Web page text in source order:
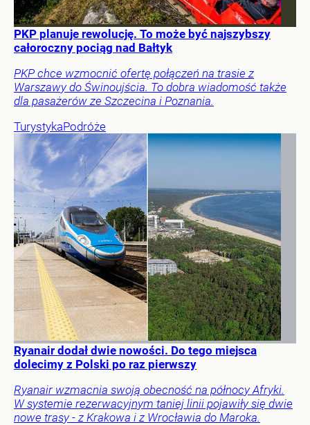
PKP planuje rewolucję. To może być najszybszy
całoroczny pociąg nad Bałtyk
PKP chce wzmocnić ofertę połączeń na trasie z
Warszawy do Świnoujścia. To dobra wiadomość także
dla pasażerów ze Szczecina i Poznania.
TurystykaPodróże
Ryanair dodał dwie nowości. Do tego miejsca
dolecimy z Polski po raz pierwszy
Ryanair wzmacnia swoją obecność na północy Afryki.
W systemie rezerwacyjnym taniej linii pojawiły się dwie
nowe trasy - z Krakowa i z Wrocławia do Maroka.